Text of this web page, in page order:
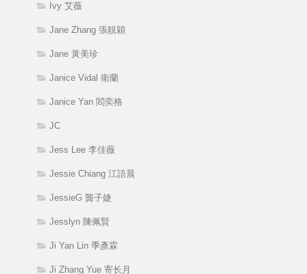
Ivy 艾薇
Jane Zhang 張靚穎
Jane 黃美珍
Janice Vidal 衛蘭
Janice Yan 閻奕格
JC
Jess Lee 李佳薇
Jessie Chiang 江語晨
JessieG 龔子婕
Jesslyn 陳佩賢
Ji Yan Lin 季彥霖
Ji Zhang Yue 寄长月